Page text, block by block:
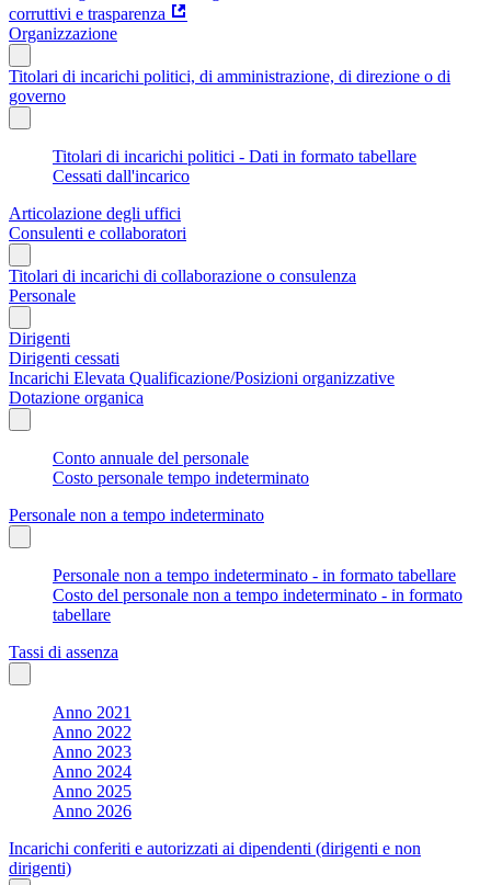
corruttivi e trasparenza
Organizzazione
Titolari di incarichi politici, di amministrazione, di direzione o di
governo
Titolari di incarichi politici - Dati in formato tabellare
Cessati dall'incarico
Articolazione degli uffici
Consulenti e collaboratori
Titolari di incarichi di collaborazione o consulenza
Personale
Dirigenti
Dirigenti cessati
Incarichi Elevata Qualificazione/Posizioni organizzative
Dotazione organica
Conto annuale del personale
Costo personale tempo indeterminato
Personale non a tempo indeterminato
Personale non a tempo indeterminato - in formato tabellare
Costo del personale non a tempo indeterminato - in formato
tabellare
Tassi di assenza
Anno 2021
Anno 2022
Anno 2023
Anno 2024
Anno 2025
Anno 2026
Incarichi conferiti e autorizzati ai dipendenti (dirigenti e non
dirigenti)